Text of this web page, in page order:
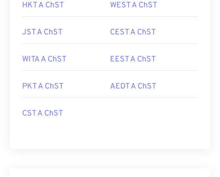
HKT A ChST WEST A ChST
JST A ChST CEST A ChST
WITA A ChST EEST A ChST
PKT A ChST AEDT A ChST
CST A ChST